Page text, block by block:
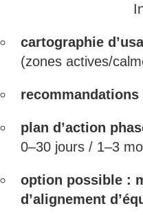
cartographie
(zones actives/
recommandations
plan d’action
0–30 jours / 1–3
option possible :
d’alignement